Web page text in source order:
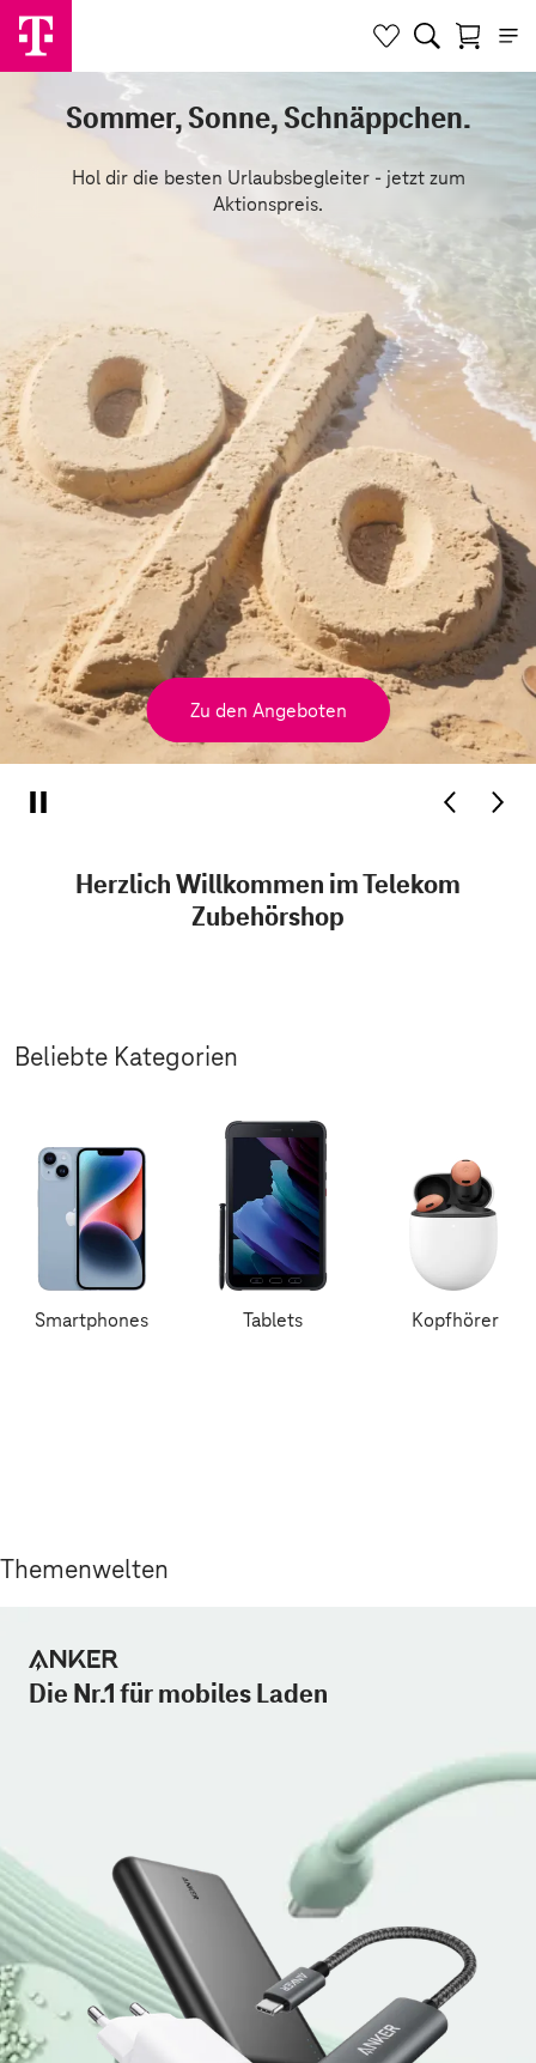
Sommer, Sonne, Schnäppchen.
Hol dir die besten Urlaubsbegleiter - jetzt zum
Aktionspreis.
Zu den Angeboten
Herzlich Willkommen im Telekom
Zubehörshop
Beliebte Kategorien
Smartphones Tablets Kopfhörer
Themenwelten
Die Nr.1 für mobiles Laden